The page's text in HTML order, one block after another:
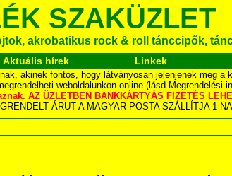
SZAKÜZLET
akrobatikus rock & roll tánccipők,
Aktuális hírek Linkek
akinek fontos, hogy látványosan jelenjenek meg a
weboldalunkon online (lásd Megrendelési
AZ ÜZLETBEN BANKKÁRTYÁS FIZETÉS
ÁRUT A MAGYAR POSTA SZÁLLÍTJA 1